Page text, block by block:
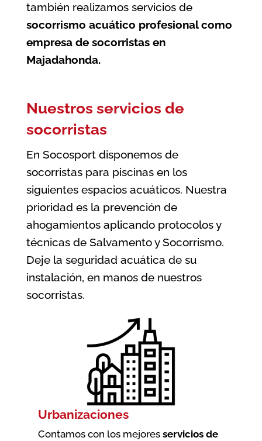
también realizamos servicios de
socorrismo acuático profesional como
empresa de socorristas en
Majadahonda.
Nuestros servicios de
socorristas
En Socosport disponemos de
socorristas para piscinas en los
siguientes espacios acuáticos. Nuestra
prioridad es la prevención de
ahogamientos aplicando protocolos y
técnicas de Salvamento y Socorrismo.
Deje la seguridad acuática de su
instalación, en manos de nuestros
socorristas.
Urbanizaciones
Contamos con los mejores servicios de